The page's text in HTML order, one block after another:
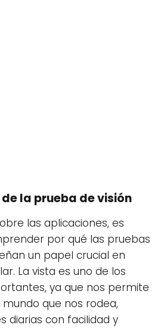
la prueba de visión
las aplicaciones, es
por qué las pruebas
un papel crucial en
La vista es uno de los
ya que nos permite
que nos rodea,
diarias con facilidad y